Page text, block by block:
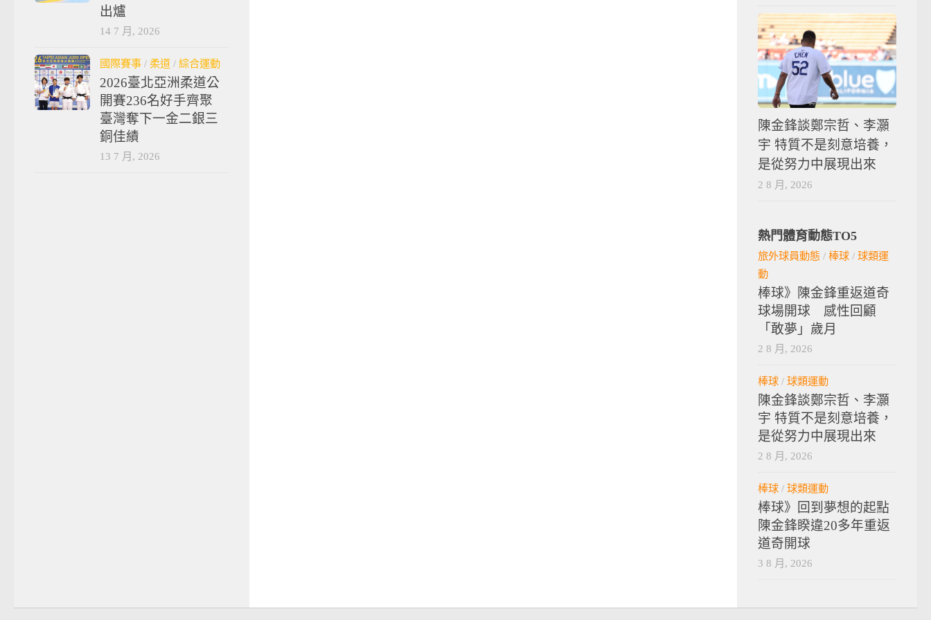
出爐
14 7 月, 2026
國際賽事 / 柔道 / 綜合運動
2026臺北亞洲柔道公
開賽236名好手齊聚
臺灣奪下一金二銀三
銅佳績
13 7 月, 2026
陳金鋒談鄭宗哲、李灝
宇 特質不是刻意培養，
是從努力中展現出來
2 8 月, 2026
熱門體育動態TO5
旅外球員動態 / 棒球 / 球類運
動
棒球》陳金鋒重返道奇
球場開球 感性回顧
「敢夢」歲月
2 8 月, 2026
棒球 / 球類運動
陳金鋒談鄭宗哲、李灝
宇 特質不是刻意培養，
是從努力中展現出來
2 8 月, 2026
棒球 / 球類運動
棒球》回到夢想的起點
陳金鋒睽違20多年重返
道奇開球
3 8 月, 2026